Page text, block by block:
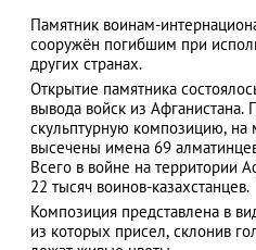
Памятник воинам-
сооружён погибшим при
других странах.
Открытие памятника
вывода войск из Афганистана.
скульптурную композицию, на
высечены имена 69
Всего в войне на территории
22 тысяч воинов-казахстанцев.
Композиция представлена в
из которых присел, склонив